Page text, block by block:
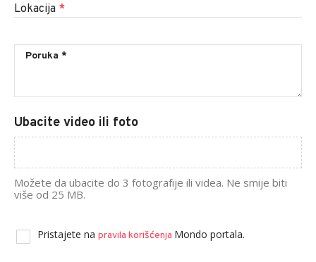
Lokacija *
Ubacite video ili foto
Možete da ubacite do 3 fotografije ili videa. Ne smije biti
više od 25 MB.
Pristajete na pravila korišćenja Mondo portala.